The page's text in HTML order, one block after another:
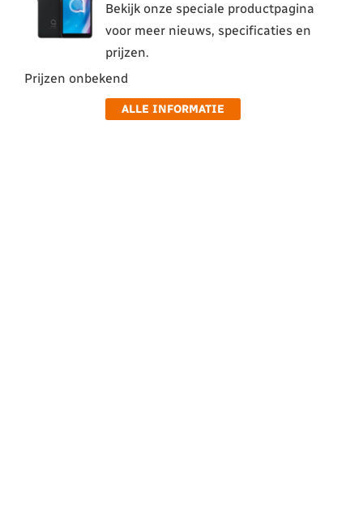
Bekijk onze speciale productpagina
voor meer nieuws, specificaties en
prijzen.
Prijzen onbekend
ALLE INFORMATIE